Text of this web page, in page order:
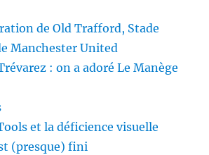
de Old Trafford, Stade
Manchester United
: on a adoré Le Manège
et la déficience visuelle
(presque) fini